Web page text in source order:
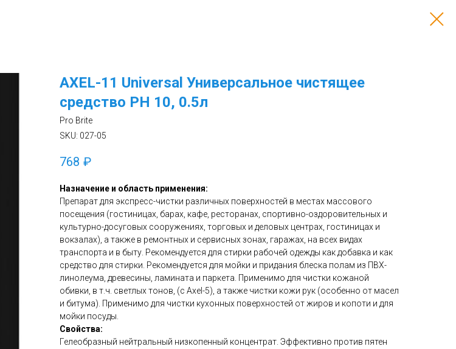
AXEL-11 Universal Универсальное чистящее
средство РН 10, 0.5л
Pro Brite
SKU: 027-05
768 ₽
Назначение и область применения:
Препарат для экспресс-чистки различных поверхностей в местах массового
посещения (гостиницах, барах, кафе, ресторанах, спортивно-оздоровительных и
культурно-досуговых сооружениях, торговых и деловых центрах, гостиницах и
вокзалах), а также в ремонтных и сервисных зонах, гаражах, на всех видах
транспорта и в быту. Рекомендуется для стирки рабочей одежды как добавка и как
средство для стирки. Рекомендуется для мойки и придания блеска полам из ПВХ-
линолеума, древесины, ламината и паркета. Применимо для чистки кожаной
обивки, в т.ч. светлых тонов, (с Axel-5), а также чистки кожи рук (особенно от масел
и битума). Применимо для чистки кухонных поверхностей от жиров и копоти и для
мойки посуды.
Свойства:
Гелеобразный нейтральный низкопенный концентрат. Эффективно против пятен